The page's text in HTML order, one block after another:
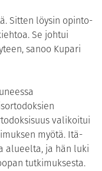
Sitten löysin opinto-
Se johtui
sanoo Kupari
valikoitui
myötä. Itä-
alueelta, ja hän luki
tutkimuksesta.